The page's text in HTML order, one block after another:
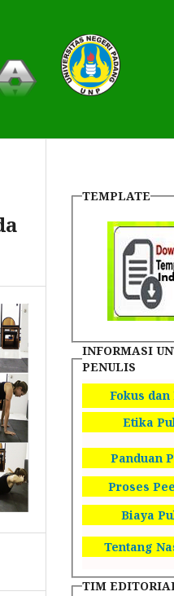
TEMPLATE
INFORMASI
PENULIS
Fokus
Etika
Panduan
Proses
Biaya
Tentang
TIM